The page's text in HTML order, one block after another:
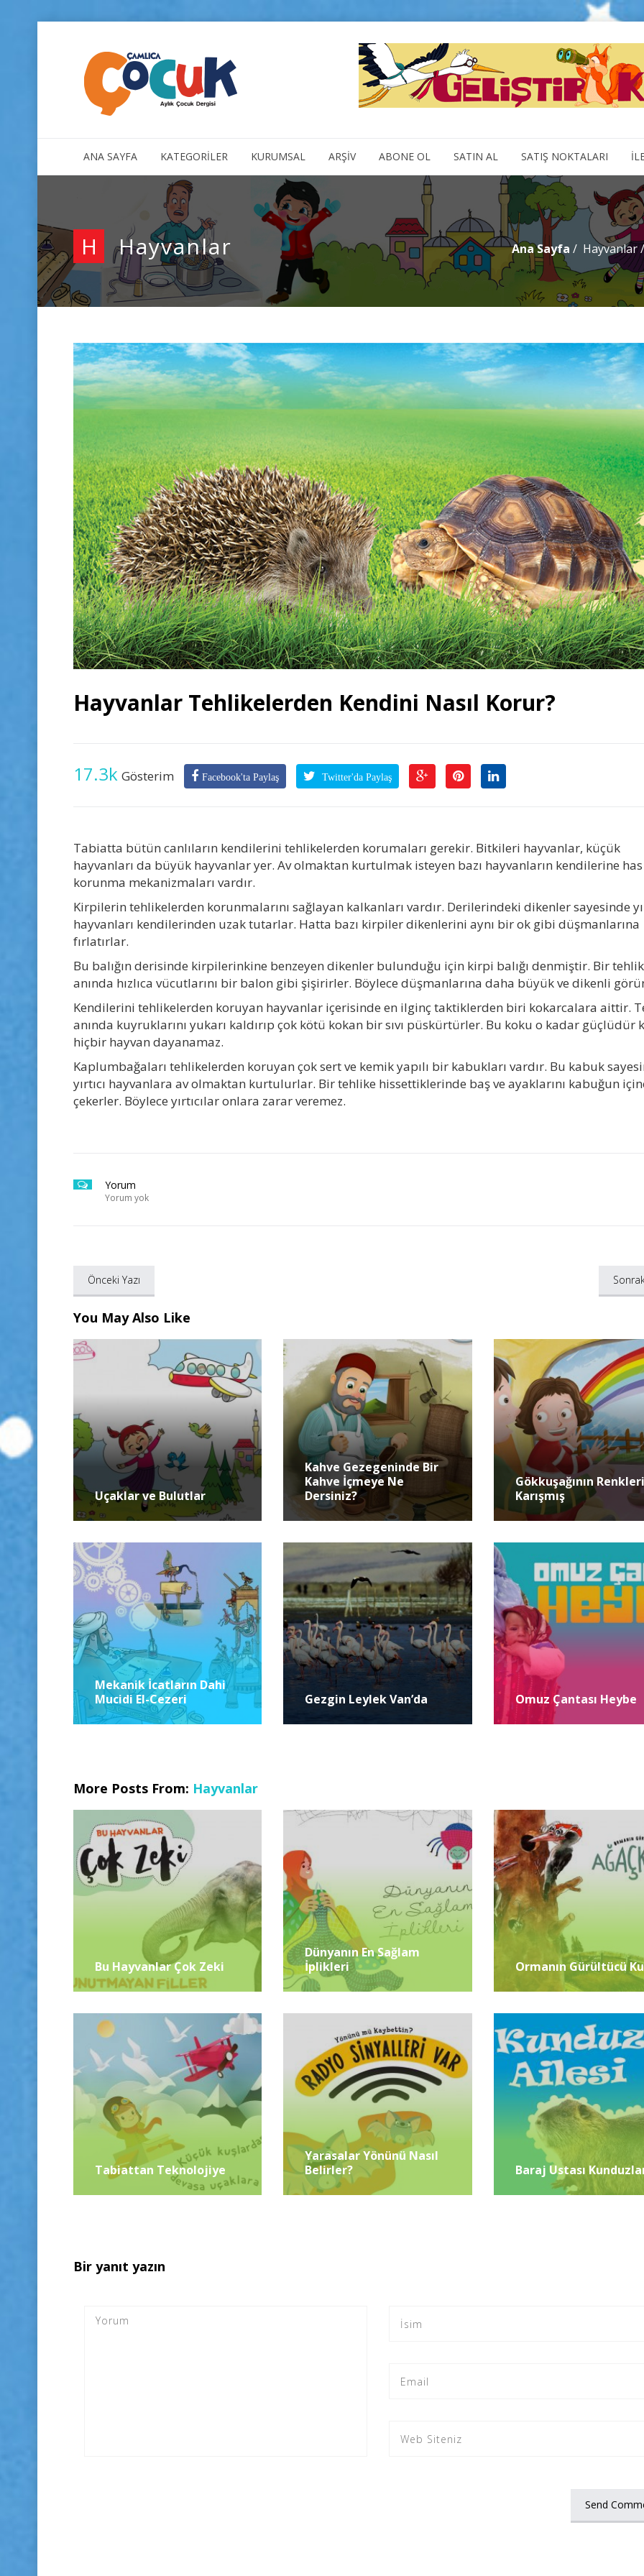
ANA SAYFA KATEGORİLER KURUMSAL ARŞİV ABONE OL SATIN AL SATIŞ NOKTALARI
H Hayvanlar Ana Sayfa Hayvanlar/
Hayvanlar Tehlikelerden Kendini Nasıl Korur?
17.3k Gösterim Facebook'ta Paylaş Twitter'da Paylaş
Tabiatta bütün canlıların kendilerini tehlikelerden korumaları gerekir. Bitkileri hayvanlar, küçük
hayvanları da büyük hayvanlar yer. Av olmaktan kurtulmak isteyen bazı hayvanların kendilerine has
korunma mekanizmaları vardır.
Kirpilerin tehlikelerden korunmalarını sağlayan kalkanları vardır. Derilerindeki dikenler sayesinde
hayvanları kendilerinden uzak tutarlar. Hatta bazı kirpiler dikenlerini aynı bir ok gibi düşmanlarına
fırlatırlar.
Bu balığın derisinde kirpilerinkine benzeyen dikenler bulunduğu için kirpi balığı denmiştir. Bir
anında hızlıca vücutlarını bir balon gibi şişirirler. Böylece düşmanlarına daha büyük ve dikenli
Kendilerini tehlikelerden koruyan hayvanlar içerisinde en ilginç taktiklerden biri kokarcalara aittir.
anında kuyruklarını yukarı kaldırıp çok kötü kokan bir sıvı püskürtürler. Bu koku o kadar güçlüdür
hiçbir hayvan dayanamaz.
Kaplumbağaları tehlikelerden koruyan çok sert ve kemik yapılı bir kabukları vardır. Bu kabuk
yırtıcı hayvanlara av olmaktan kurtulurlar. Bir tehlike hissettiklerinde baş ve ayaklarını kabuğun
çekerler. Böylece yırtıcılar onlara zarar veremez.
Yorum
Yorum yok
Önceki Yazı
You May Also Like
Uçaklar ve Bulutlar
Kahve Gezegeninde Bir
Kahve İçmeye Ne
Dersiniz?
Gökkuşağının Renkleri
Karışmış
Mekanik İcatların Dahi
Mucidi El-Cezeri
Gezgin Leylek Van’da Omuz Çantası Heybe
More Posts From: Hayvanlar
Bu Hayvanlar Çok Zeki
Dünyanın En Sağlam
İplikleri
Ormanın Gürültücü
Tabiattan Teknolojiye
Yarasalar Yönünü Nasıl
Belirler?
Baraj Ustası
Bir yanıt yazın